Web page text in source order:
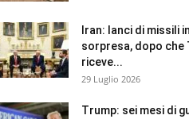
Iran: lanci di missili
sorpresa, dopo che
riceve...
29 Luglio 2026
Trump: sei mesi di